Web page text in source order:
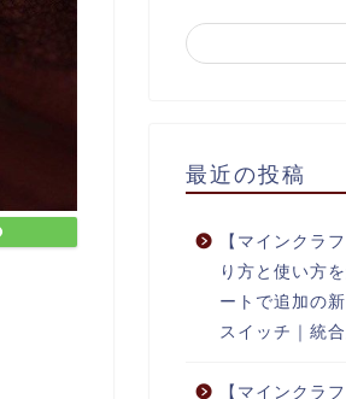
最近の投稿
【マインクラ
り方と使い方
ートで追加の
スイッチ｜統合
【マインクラ